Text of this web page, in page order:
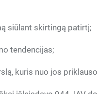
siūlant skirtingą patirtį;
tendencijas;
kuris nuo jos